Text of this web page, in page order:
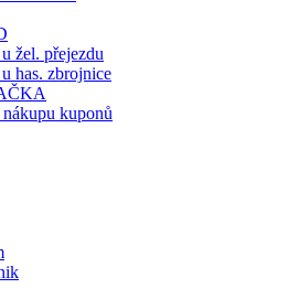
žel. přejezdu
has. zbrojnice
kuponů